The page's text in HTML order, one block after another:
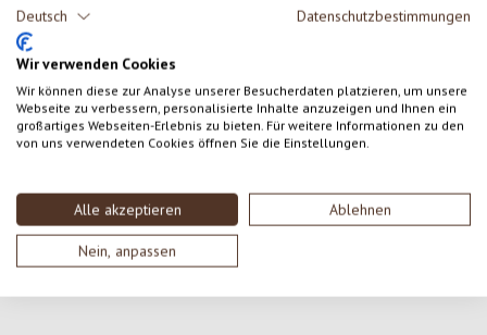
Deutsch Datenschutzbestimmungen
Wir verwenden Cookies
Wir können diese zur Analyse unserer Besucherdaten platzieren, um unsere
Webseite zu verbessern, personalisierte Inhalte anzuzeigen und Ihnen ein
großartiges Webseiten-Erlebnis zu bieten. Für weitere Informationen zu den
von uns verwendeten Cookies öffnen Sie die Einstellungen.
Alle akzeptieren Ablehnen
Nein, anpassen
Visualizza le valutazioni solo nella lingua corrente.
Nessuna recensione trovata Condividi le tue opinioni
con gli altri.